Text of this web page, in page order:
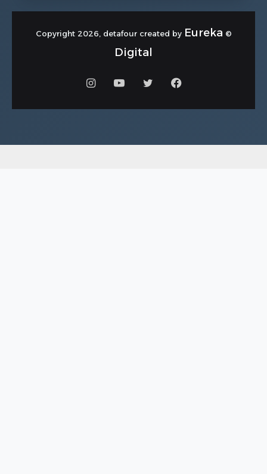
© Copyright 2026, detafour created by
Eureka
Digital
فيسبوكتويتر يوتيوبانستقرام